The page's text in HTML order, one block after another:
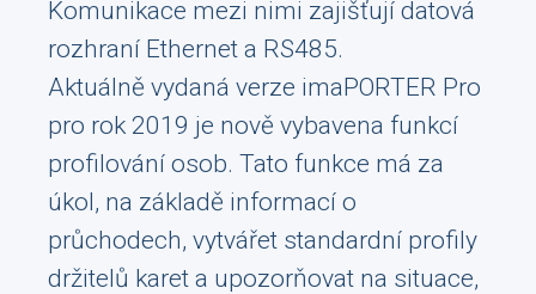
Komunikace mezi nimi zajišťují datová
rozhraní Ethernet a RS485.
Aktuálně vydaná verze imaPORTER Pro
pro rok 2019 je nově vybavena funkcí
profilování osob. Tato funkce má za
úkol, na základě informací o
průchodech, vytvářet standardní profily
držitelů karet a upozorňovat na situace,